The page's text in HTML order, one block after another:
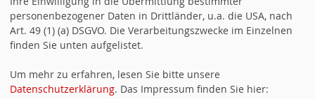
FACEBOOK
SPD Ortsverein auf Facebook
personenbezogener Daten in Drittländer, u.a. die USA, nach
Art. 49 (1) (a) DSGVO. Die Verarbeitungszwecke im Einzelnen
finden Sie unten aufgelistet.
Um mehr zu erfahren, lesen Sie bitte unsere
Datenschutzerklärung. Das Impressum finden Sie hier: